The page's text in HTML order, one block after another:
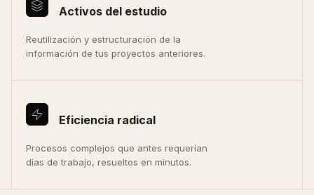
Activos del estudio
Reutilización y estructuración de la
información de tus proyectos anteriores.
Eficiencia radical
Procesos complejos que antes requerían
días de trabajo, resueltos en minutos.